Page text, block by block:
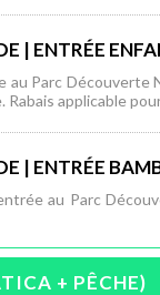
| ENTRÉE
au Parc
Rabais applicable
| ENTRÉE
au Parc
+ PÊCHE)